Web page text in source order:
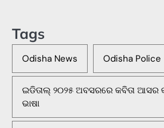
Tags
Odisha News Odisha Police
ଇଡିତାଲ୍ ୨୦୨୫ ଅବସରରେ କବିତା ଆସର
ଭାଷା